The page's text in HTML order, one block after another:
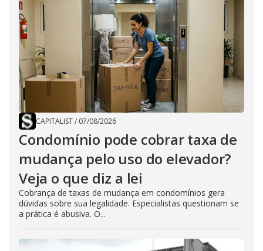
CAPITALIST/ 07/08/2026
Condomínio pode cobrar taxa de
mudança pelo uso do elevador?
Veja o que diz a lei
Cobrança de taxas de mudança em condomínios gera
dúvidas sobre sua legalidade. Especialistas questionam se
a prática é abusiva. O...